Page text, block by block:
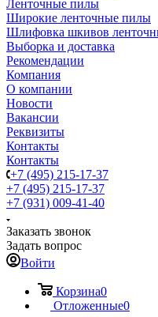
Ленточные пилы
Широкие ленточные пилы
Шлифовка шкивов
Выборка и доставка
Рекомендации
Компания
О компании
Новости
Вакансии
Реквизиты
Контакты
Контакты
+7 (495) 215-17-37
+7 (495) 215-17-37
+7 (931) 009-41-40
Заказать звонок
Задать вопрос
Войти
Корзина0
Отложенные0